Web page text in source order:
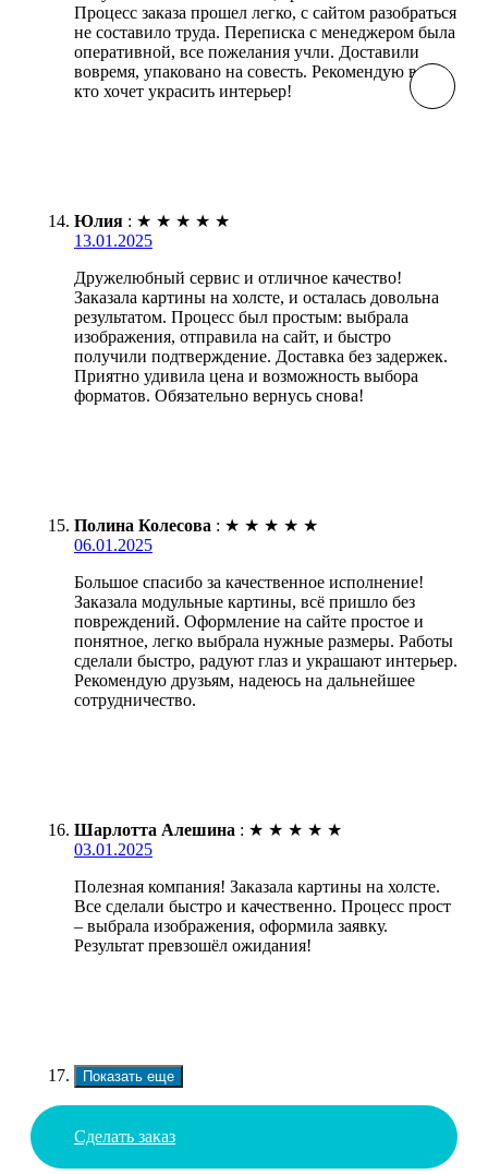
Процесс заказа прошел легко, с сайтом разобраться
не составило труда. Переписка с менеджером была
оперативной, все пожелания учли. Доставили
вовремя, упаковано на совесть. Рекомендую всем,
кто хочет украсить интерьер!
Юлия : ★ ★ ★ ★ ★
13.01.2025
Дружелюбный сервис и отличное качество!
Заказала картины на холсте, и осталась довольна
результатом. Процесс был простым: выбрала
изображения, отправила на сайт, и быстро
получили подтверждение. Доставка без задержек.
Приятно удивила цена и возможность выбора
форматов. Обязательно вернусь снова!
Полина Колесова : ★ ★ ★ ★ ★
06.01.2025
Большое спасибо за качественное исполнение!
Заказала модульные картины, всё пришло без
повреждений. Оформление на сайте простое и
понятное, легко выбрала нужные размеры. Работы
сделали быстро, радуют глаз и украшают интерьер.
Рекомендую друзьям, надеюсь на дальнейшее
сотрудничество.
Шарлотта Алешина : ★ ★ ★ ★ ★
03.01.2025
Полезная компания! Заказала картины на холсте.
Все сделали быстро и качественно. Процесс прост
– выбрала изображения, оформила заявку.
Результат превзошёл ожидания!
Показать еще
Сделать заказ